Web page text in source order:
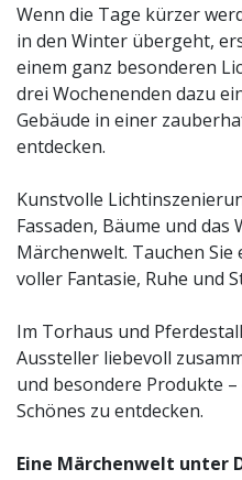
Wenn die Tage kürzer
in den Winter übergeht,
einem ganz besonderen
drei Wochenenden dazu
Gebäude in einer
entdecken.
Kunstvolle
Fassaden, Bäume und
Märchenwelt. Tauchen
voller Fantasie, Ruhe und
Im Torhaus und
Aussteller liebevoll
und besondere Produkte
Schönes zu entdecken.
Eine Märchenwelt unter